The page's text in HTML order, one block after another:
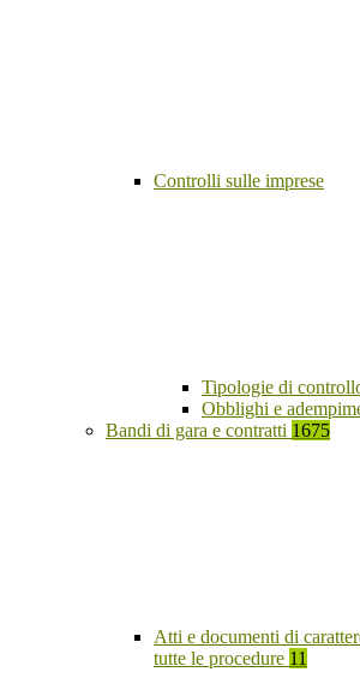
Controlli sulle imprese
Tipologie di
Obblighi e
Bandi di gara e contratti 1675
Atti e documenti di
tutte le procedure 11